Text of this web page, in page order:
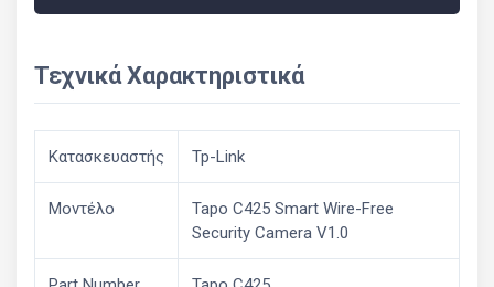
Τεχνικά Χαρακτηριστικά
Κατασκευαστής Tp-Link
Μοντέλο
Tapo C425 Smart Wire-Free
Security Camera V1.0